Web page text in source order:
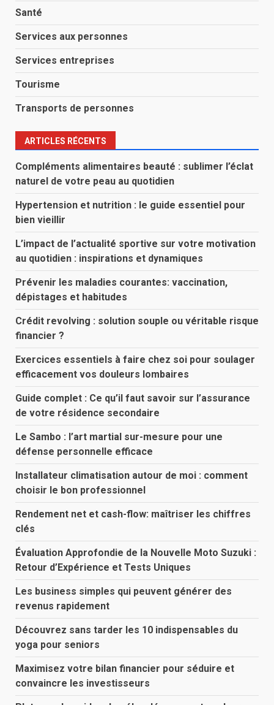
Santé
Services aux personnes
Services entreprises
Tourisme
Transports de personnes
ARTICLES RÉCENTS
Compléments alimentaires beauté : sublimer l’éclat
naturel de votre peau au quotidien
Hypertension et nutrition : le guide essentiel pour
bien vieillir
L’impact de l’actualité sportive sur votre motivation
au quotidien : inspirations et dynamiques
Prévenir les maladies courantes: vaccination,
dépistages et habitudes
Crédit revolving : solution souple ou véritable risque
financier ?
Exercices essentiels à faire chez soi pour soulager
efficacement vos douleurs lombaires
Guide complet : Ce qu’il faut savoir sur l’assurance
de votre résidence secondaire
Le Sambo : l’art martial sur-mesure pour une
défense personnelle efficace
Installateur climatisation autour de moi : comment
choisir le bon professionnel
Rendement net et cash-flow: maîtriser les chiffres
clés
Évaluation Approfondie de la Nouvelle Moto Suzuki :
Retour d’Expérience et Tests Uniques
Les business simples qui peuvent générer des
revenus rapidement
Découvrez sans tarder les 10 indispensables du
yoga pour seniors
Maximisez votre bilan financier pour séduire et
convaincre les investisseurs